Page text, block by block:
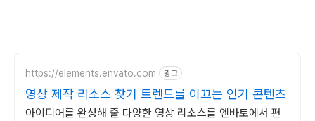
https://elements.envato.com 광고
영상 제작 리소스 찾기 트렌드를 이끄는 인기 콘텐츠
아이디어를 완성해 줄 다양한 영상 리소스를 엔바토에서 편